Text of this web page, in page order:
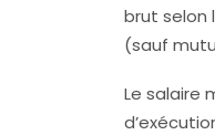
brut selon
(sauf
Le salaire